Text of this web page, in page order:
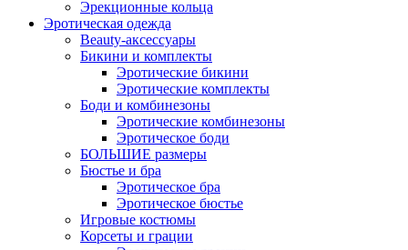
Эрекционные кольца
Эротическая одежда
Beauty-аксессуары
Бикини и комплекты
Эротические бикини
Эротические комплекты
Боди и комбинезоны
Эротические комбинезоны
Эротическое боди
БОЛЬШИЕ размеры
Бюстье и бра
Эротическое бра
Эротическое бюстье
Игровые костюмы
Корсеты и грации